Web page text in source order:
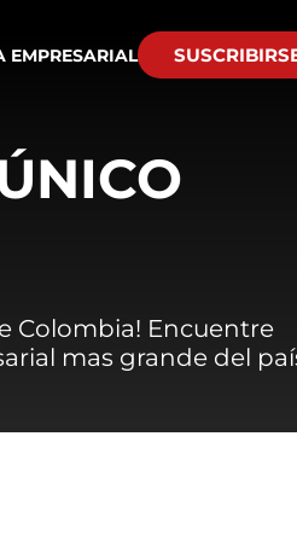
EMPRESARIAL
Colombia! Encuentre
mas grande del